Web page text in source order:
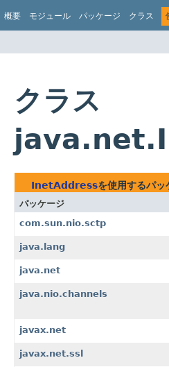
概要 モジュール パッケージ クラス
クラス
InetAddressを使用するパッ
パッケージ
com.sun.nio.sctp
java.lang
java.net
java.nio.channels
javax.net
javax.net.ssl